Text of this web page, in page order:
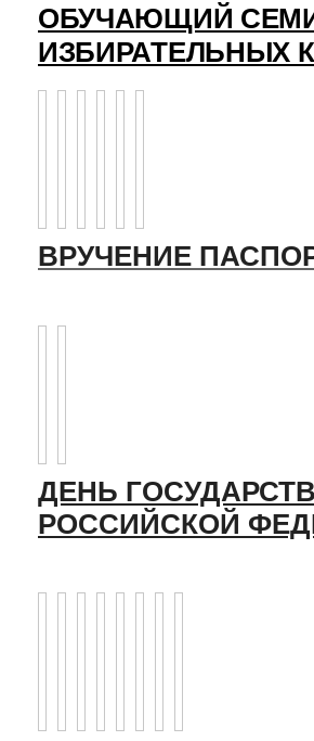
ОБУЧАЮЩИЙ
ИЗБИРАТЕЛЬНЫХ
ВРУЧЕНИЕ
ДЕНЬ
РОССИЙСКОЙ